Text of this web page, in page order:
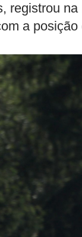
registrou
a posição